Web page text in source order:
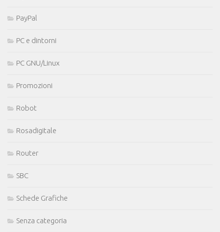
PayPal
PC e dintorni
PC GNU/Linux
Promozioni
Robot
Rosadigitale
Router
SBC
Schede Grafiche
Senza categoria